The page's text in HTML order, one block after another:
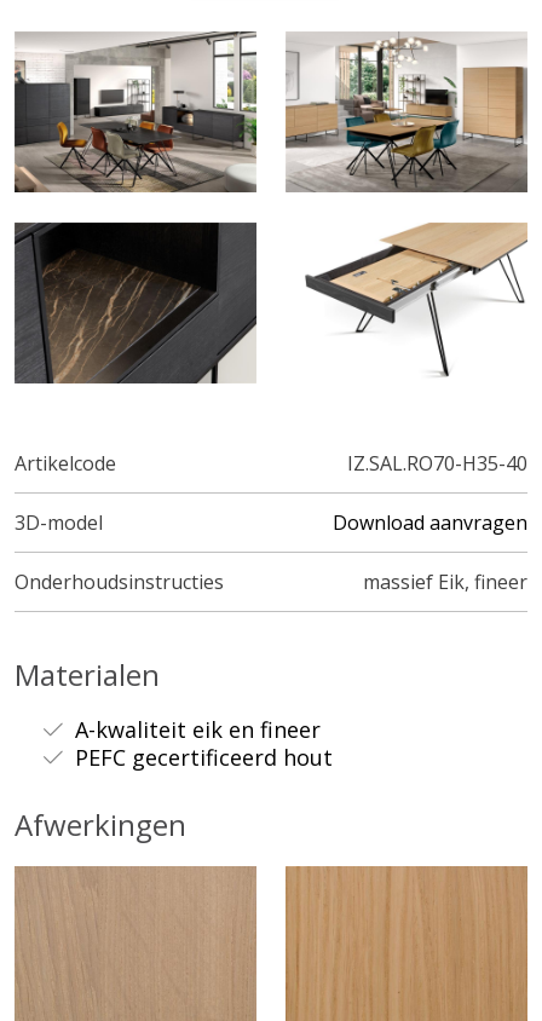
Artikelcode IZ.SAL.RO70-H35-40
3D-model Download aanvragen
Onderhoudsinstructies massief Eik, fineer
Materialen
A-kwaliteit eik en fineer
PEFC gecertificeerd hout
Afwerkingen